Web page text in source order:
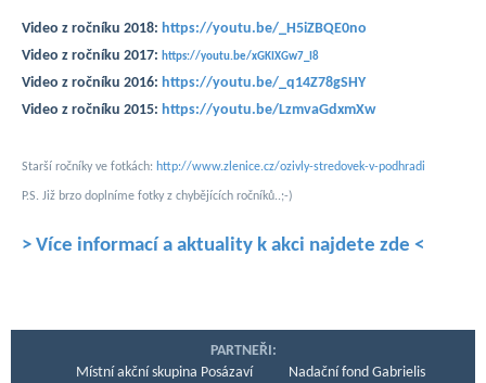
Video z ročníku 2018: https://youtu.be/_H5iZBQE0no
Video z ročníku 2017: https://youtu.be/xGKIXGw7_I8
Video z ročníku 2016: https://youtu.be/_q14Z78gSHY
Video z ročníku 2015: https://youtu.be/LzmvaGdxmXw
Starší ročníky ve fotkách: http://www.zlenice.cz/ozivly-stredovek-v-podhradi
P.S. Již brzo doplníme fotky z chybějících ročníků..;-)
> Více informací a aktuality k akci najdete zde <
PARTNEŘI:
Místní akční skupina Posázaví
Nadační fond Gabrielis